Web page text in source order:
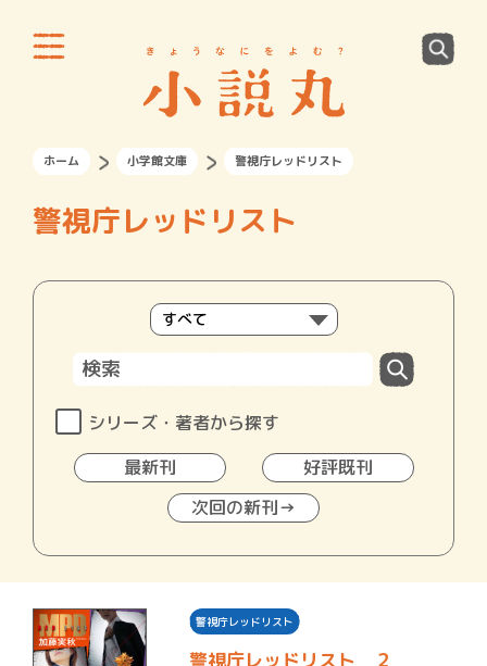
ホーム 小学館文庫 警視庁レッドリスト
警視庁レッドリスト
シリーズ・著者から探す
最新刊
好評既刊
次回の新刊→
警視庁レッドリスト
警視庁レッドリスト ２